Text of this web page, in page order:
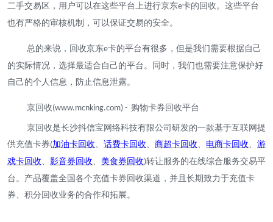
二手交易区，用户可以在这些平台上进行京东e卡的回收。这些平台
也有严格的审核机制，可以保证交易的安全。
总的来说，回收京东e卡的平台有很多，但是我们需要根据自己
的实际情况，选择最适合自己的平台。同时，我们也需要注意保护好
自己的个人信息，防止信息泄露。
京回收(www.mcnking.com) - 购物卡券回收平台
京回收是长沙抖信宝网络科技有限公司研发的一款基于互联网提
供充值卡券(加油卡回收 话费卡回收 商超卡回收 电商卡回收
游
戏卡回收
影音券回收 美食券回收)转让服务的在线综合服务交易平
台。产品覆盖全国各个充值卡券回收渠道，并且长期致力于充值卡
券、积分回收业务的合作和拓展。